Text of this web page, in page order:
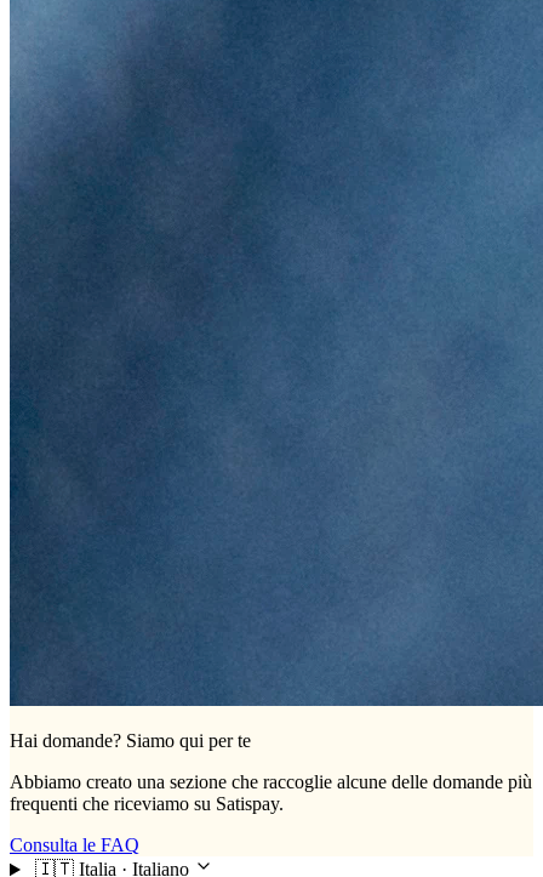
Hai domande? Siamo qui per te
Abbiamo creato una sezione che raccoglie alcune delle domande più
frequenti che riceviamo su Satispay.
Consulta le FAQ
🇮🇹 Italia · Italiano